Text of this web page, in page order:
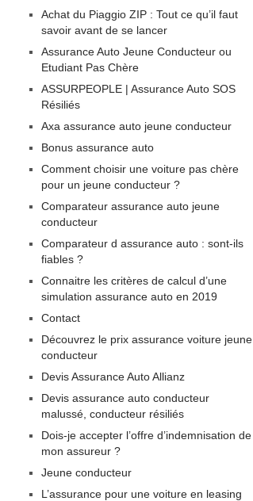
Achat du Piaggio ZIP : Tout ce qu’il faut
savoir avant de se lancer
Assurance Auto Jeune Conducteur ou
Etudiant Pas Chère
ASSURPEOPLE | Assurance Auto SOS
Résiliés
Axa assurance auto jeune conducteur
Bonus assurance auto
Comment choisir une voiture pas chère
pour un jeune conducteur ?
Comparateur assurance auto jeune
conducteur
Comparateur d assurance auto : sont-ils
fiables ?
Connaitre les critères de calcul d’une
simulation assurance auto en 2019
Contact
Découvrez le prix assurance voiture jeune
conducteur
Devis Assurance Auto Allianz
Devis assurance auto conducteur
malussé, conducteur résiliés
Dois-je accepter l’offre d’indemnisation de
mon assureur ?
Jeune conducteur
L’assurance pour une voiture en leasing